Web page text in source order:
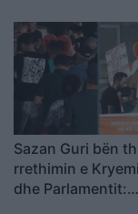
Sazan Guri bën
rrethimin e
dhe Parlamentit: